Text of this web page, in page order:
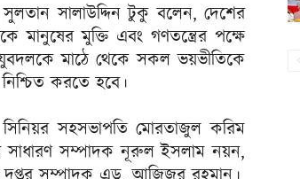
সুলতান সালাউদ্দিন টুকু বলেন, দেশের
মানুষের মুক্তি এবং গণতন্ত্রের পক্ষে
মাঠে থেকে সকল ভয়ভীতিকে
করতে হবে।
সিনিয়র সহসভাপতি মোরতাজুল করিম
সাধারণ সম্পাদক নূরুল ইসলাম নয়ন,